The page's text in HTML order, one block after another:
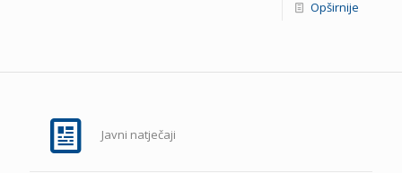
Opširnije
Javni natječaji